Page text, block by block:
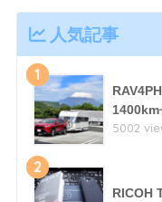
人気記事
1
1400km
5002
2
RICOH